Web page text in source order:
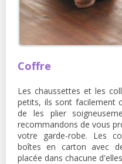
Coffre
Les chaussettes et les
petits, ils sont facilement
de les plier
recommandons de vous
votre garde-robe. Les
boîtes en carton avec
placée dans chacune